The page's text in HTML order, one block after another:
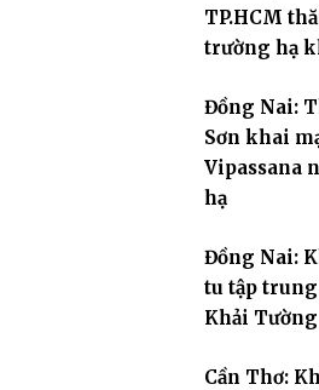
TP.HCM
trường hạ
Đồng Nai:
Sơn khai
Vipassana
hạ
Đồng Nai:
tu tập trung
Khải Tường
Cần Thơ: